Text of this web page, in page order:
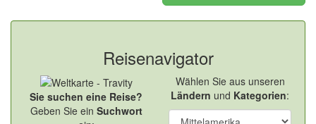
Reisenavigator
Sie suchen eine Reise?
Geben Sie ein Suchwort
Wählen Sie aus unseren
Ländern und Kategorien: